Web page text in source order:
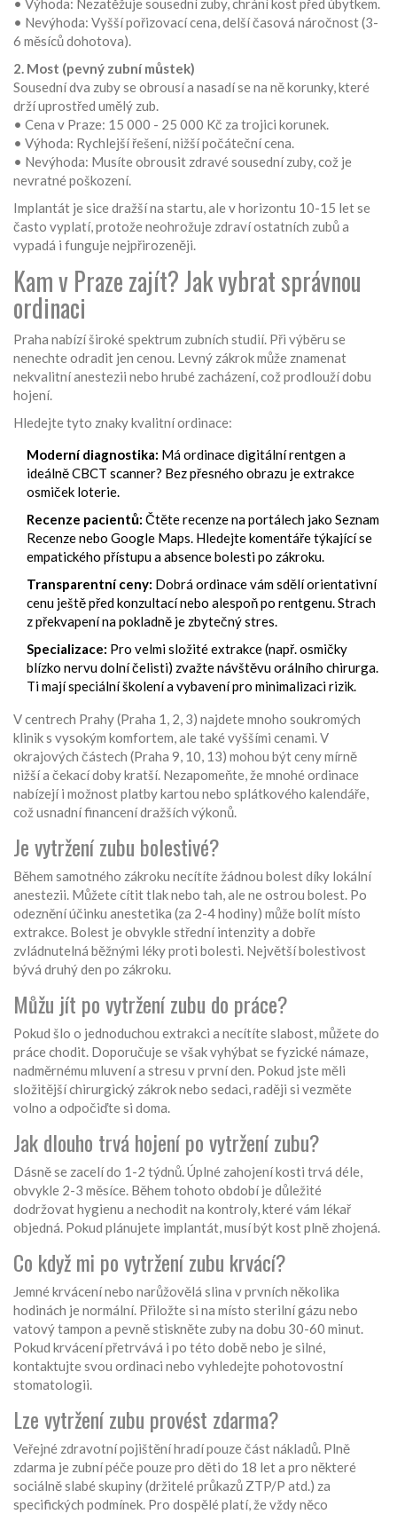
• Výhoda: Nezatěžuje sousední zuby, chrání kost před úbytkem.
• Nevýhoda: Vyšší pořizovací cena, delší časová náročnost (3-
6 měsíců dohotova).
2. Most (pevný zubní můstek)
Sousední dva zuby se obrousí a nasadí se na ně korunky, které
drží uprostřed umělý zub.
• Cena v Praze: 15 000 - 25 000 Kč za trojici korunek.
• Výhoda: Rychlejší řešení, nižší počáteční cena.
• Nevýhoda: Musíte obrousit zdravé sousední zuby, což je
nevratné poškození.
Implantát je sice dražší na startu, ale v horizontu 10-15 let se
často vyplatí, protože neohrožuje zdraví ostatních zubů a
vypadá i funguje nejpřirozeněji.
Kam v Praze zajít? Jak vybrat správnou
ordinaci
Praha nabízí široké spektrum zubních studií. Při výběru se
nenechte odradit jen cenou. Levný zákrok může znamenat
nekvalitní anestezii nebo hrubé zacházení, což prodlouží dobu
hojení.
Hledejte tyto znaky kvalitní ordinace:
Moderní diagnostika: Má ordinace digitální rentgen a
ideálně CBCT scanner? Bez přesného obrazu je extrakce
osmiček loterie.
Recenze pacientů: Čtěte recenze na portálech jako Seznam
Recenze nebo Google Maps. Hledejte komentáře týkající se
empatického přístupu a absence bolesti po zákroku.
Transparentní ceny: Dobrá ordinace vám sdělí orientativní
cenu ještě před konzultací nebo alespoň po rentgenu. Strach
z překvapení na pokladně je zbytečný stres.
Specializace: Pro velmi složité extrakce (např. osmičky
blízko nervu dolní čelisti) zvažte návštěvu orálního chirurga.
Ti mají speciální školení a vybavení pro minimalizaci rizik.
V centrech Prahy (Praha 1, 2, 3) najdete mnoho soukromých
klinik s vysokým komfortem, ale také vyššími cenami. V
okrajových částech (Praha 9, 10, 13) mohou být ceny mírně
nižší a čekací doby kratší. Nezapomeňte, že mnohé ordinace
nabízejí i možnost platby kartou nebo splátkového kalendáře,
což usnadní financení dražších výkonů.
Je vytržení zubu bolestivé?
Během samotného zákroku necítíte žádnou bolest díky lokální
anestezii. Můžete cítit tlak nebo tah, ale ne ostrou bolest. Po
odeznění účinku anestetika (za 2-4 hodiny) může bolít místo
extrakce. Bolest je obvykle střední intenzity a dobře
zvládnutelná běžnými léky proti bolesti. Největší bolestivost
bývá druhý den po zákroku.
Můžu jít po vytržení zubu do práce?
Pokud šlo o jednoduchou extrakci a necítíte slabost, můžete do
práce chodit. Doporučuje se však vyhýbat se fyzické námaze,
nadměrnému mluvení a stresu v první den. Pokud jste měli
složitější chirurgický zákrok nebo sedaci, raději si vezměte
volno a odpočiďte si doma.
Jak dlouho trvá hojení po vytržení zubu?
Dásně se zacelí do 1-2 týdnů. Úplné zahojení kosti trvá déle,
obvykle 2-3 měsíce. Během tohoto období je důležité
dodržovat hygienu a nechodit na kontroly, které vám lékař
objedná. Pokud plánujete implantát, musí být kost plně zhojená.
Co když mi po vytržení zubu krvácí?
Jemné krvácení nebo narůžovělá slina v prvních několika
hodinách je normální. Přiložte si na místo sterilní gázu nebo
vatový tampon a pevně stiskněte zuby na dobu 30-60 minut.
Pokud krvácení přetrvává i po této době nebo je silné,
kontaktujte svou ordinaci nebo vyhledejte pohotovostní
stomatologii.
Lze vytržení zubu provést zdarma?
Veřejné zdravotní pojištění hradí pouze část nákladů. Plně
zdarma je zubní péče pouze pro děti do 18 let a pro některé
sociálně slabé skupiny (držitelé průkazů ZTP/P atd.) za
specifických podmínek. Pro dospělé platí, že vždy něco